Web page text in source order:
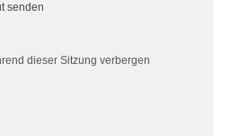
senden
dieser Sitzung verbergen